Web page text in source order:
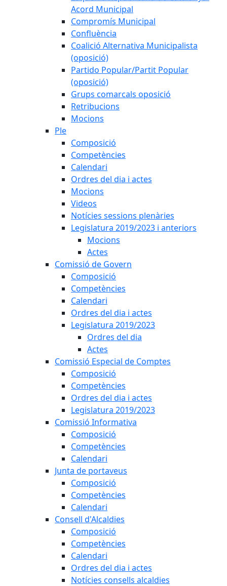
Acord Municipal
Compromís Municipal
Confluència
Coalició Alternativa Municipalista
(oposició)
Partido Popular/Partit Popular
(oposició)
Grups comarcals oposició
Retribucions
Mocions
Ple
Composició
Competències
Calendari
Ordres del dia i actes
Mocions
Videos
Notícies sessions plenàries
Legislatura 2019/2023 i anteriors
Mocions
Actes
Comissió de Govern
Composició
Competències
Calendari
Ordres del dia i actes
Legislatura 2019/2023
Ordres del dia
Actes
Comissió Especial de Comptes
Composició
Competències
Ordres del dia i actes
Legislatura 2019/2023
Comissió Informativa
Composició
Competències
Calendari
Junta de portaveus
Composició
Competències
Calendari
Consell d'Alcaldies
Composició
Competències
Calendari
Ordres del dia i actes
Notícies consells alcaldies